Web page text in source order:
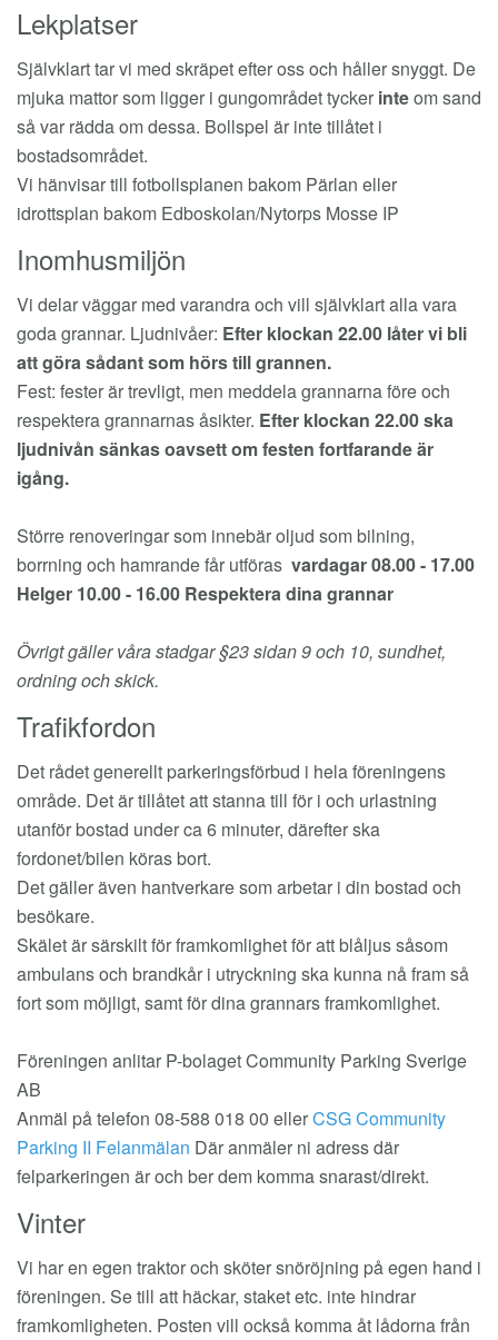
Lekplatser
Självklart tar vi med skräpet efter oss och håller snyggt. De
mjuka mattor som ligger i gungområdet tycker inteom sand
så var rädda om dessa. Bollspel är inte tillåtet i
bostadsområdet.
Vi hänvisar till fotbollsplanen bakom Pärlan eller
idrottsplan bakom Edboskolan/Nytorps Mosse IP
Inomhusmiljön
Vi delar väggar med varandra och vill självklart alla vara
goda grannar. Ljudnivåer: Efter klockan 22.00 låter vi bli
att göra sådant som hörs till grannen.
Fest: fester är trevligt, men meddela grannarna före och
respektera grannarnas åsikter. Efter klockan 22.00 ska
ljudnivån sänkas oavsett om festen fortfarande är
igång.
Större renoveringar som innebär oljud som bilning,
borrning och hamrande får utföras vardagar 08.00 - 17.00
Helger 10.00 - 16.00 Respektera dina grannar
Övrigt gäller våra stadgar §23 sidan 9 och 10, sundhet,
ordning och skick.
Trafikfordon
Det rådet generellt parkeringsförbud i hela föreningens
område. Det är tillåtet att stanna till för i och urlastning
utanför bostad under ca 6 minuter, därefter ska
fordonet/bilen köras bort.
Det gäller även hantverkare som arbetar i din bostad och
besökare.
Skälet är särskilt för framkomlighet för att blåljus såsom
ambulans och brandkår i utryckning ska kunna nå fram så
fort som möjligt, samt för dina grannars framkomlighet.
Föreningen anlitar P-bolaget Community Parking Sverige
AB
Anmäl på telefon 08-588 018 00 ellerCSG Community
Parking II Felanmälan Där anmäler ni adress där
felparkeringen är och ber dem komma snarast/direkt.
Vinter
Vi har en egen traktor och sköter snöröjning på egen hand i
föreningen. Se till att häckar, staket etc. inte hindrar
framkomligheten. Posten vill också komma åt lådorna från